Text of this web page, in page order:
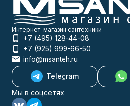
Интернет-магазин сантехники
+7 (495) 128-44-08
+7 (925) 999-66-50
info@msanteh.ru
Telegram
Мы в соцсетях